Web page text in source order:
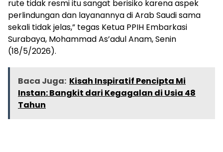
rute tidak resmi itu sangat berisiko karena aspek
perlindungan dan layanannya di Arab Saudi sama
sekali tidak jelas,” tegas Ketua PPIH Embarkasi
Surabaya, Mohammad As’adul Anam, Senin
(18/5/2026).
Baca Juga: Kisah Inspiratif Pencipta Mi
Instan: Bangkit dari Kegagalan di Usia 48
Tahun